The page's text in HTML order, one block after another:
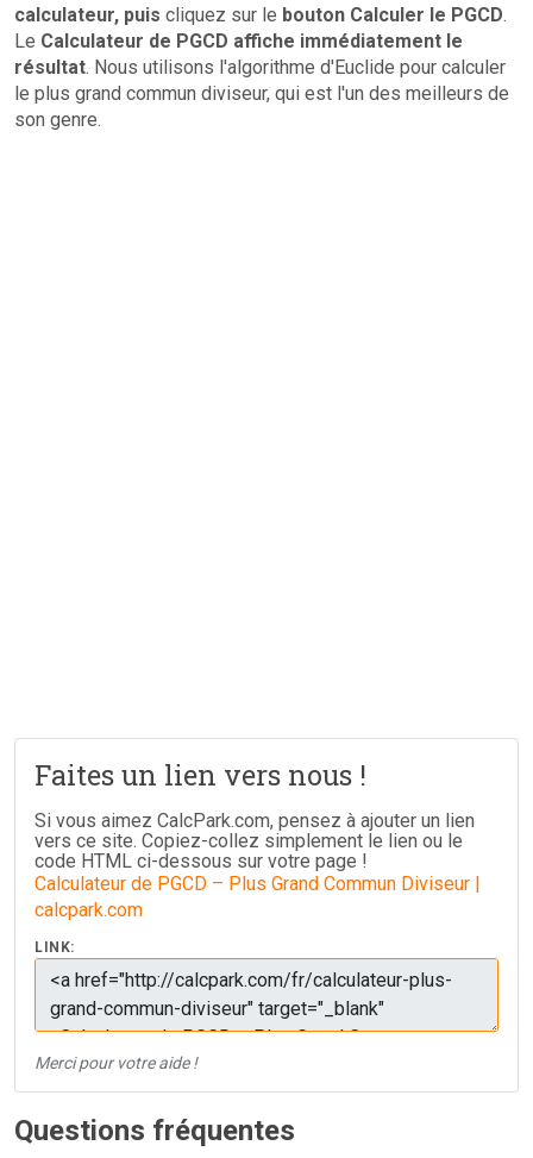
calculateur, puis cliquez sur le bouton Calculer le PGCD.
Le Calculateur de PGCD affiche immédiatement le
résultat. Nous utilisons l'algorithme d'Euclide pour calculer
le plus grand commun diviseur, qui est l'un des meilleurs de
son genre.
Faites un lien vers nous !
Si vous aimez CalcPark.com, pensez à ajouter un lien
vers ce site. Copiez-collez simplement le lien ou le
code HTML ci-dessous sur votre page !
Calculateur de PGCD – Plus Grand Commun Diviseur |
calcpark.com
LINK:
Merci pour votre aide !
Questions fréquentes